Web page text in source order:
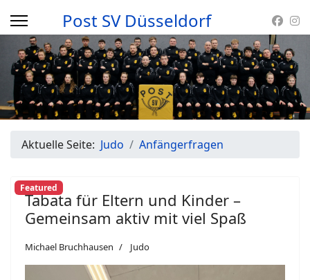
Post SV Düsseldorf
Aktuelle Seite: Judo Anfängerfragen
Featured
Tabata für Eltern und Kinder –
Gemeinsam aktiv mit viel Spaß
Michael Bruchhausen Judo